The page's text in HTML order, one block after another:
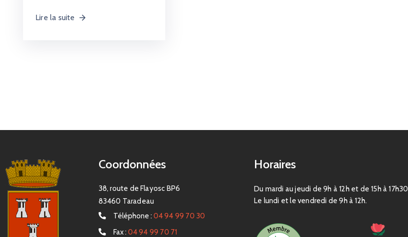
Lire la suite
Coordonnées
38, route de Flayosc BP6
83460 Taradeau
Téléphone : 04 94 99 70 30
Fax : 04 94 99 70 71
Horaires
Du mardi au jeudi de 9h à 12h et de 15h à 17h30
Le lundi et le vendredi de 9h à 12h.